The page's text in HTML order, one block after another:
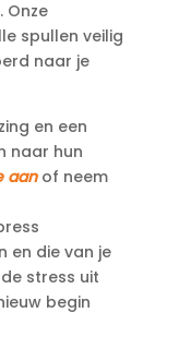
Onze
spullen veilig
naar je
en een
naar hun
aanof neem
en die van je
stress uit
begin